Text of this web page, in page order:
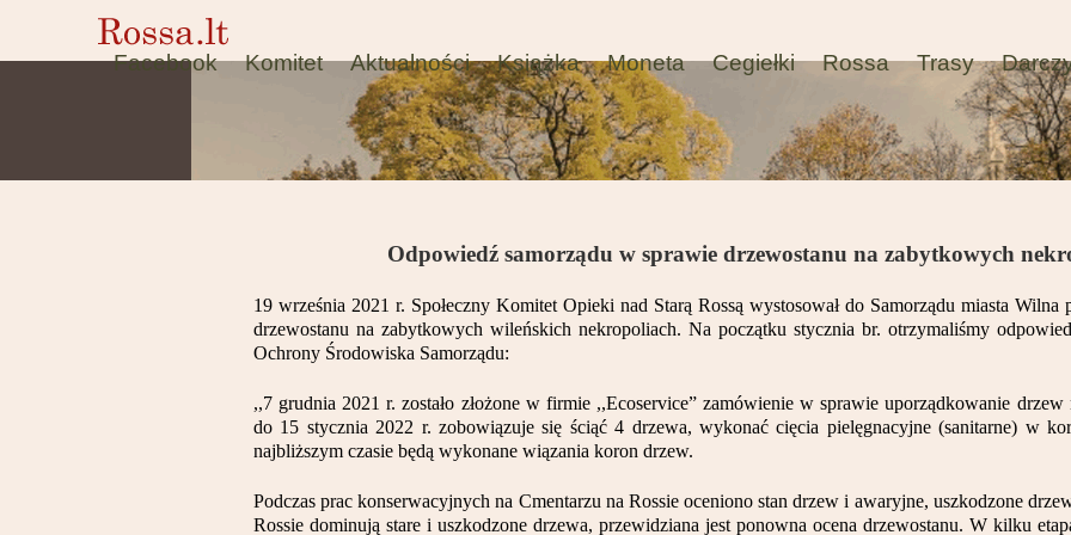
Facebook Komitet Aktualności Książka Moneta Cegiełki Rossa Trasy
Odpowiedź samorządu w sprawie drzewostanu na zabytkowych
19 września 2021 r. Społeczny Komitet Opieki nad Starą Rossą wystosował do Samorządu miasta Wilna
drzewostanu na zabytkowych wileńskich nekropoliach. Na początku stycznia br. otrzymaliśmy
Ochrony Środowiska Samorządu:
,,7 grudnia 2021 r. zostało złożone w firmie ,,Ecoservice” zamówienie w sprawie uporządkowanie
do 15 stycznia 2022 r. zobowiązuje się ściąć 4 drzewa, wykonać cięcia pielęgnacyjne (sanitarne) w
najbliższym czasie będą wykonane wiązania koron drzew.
Podczas prac konserwacyjnych na Cmentarzu na Rossie oceniono stan drzew i awaryjne, uszkodzone
Rossie dominują stare i uszkodzone drzewa, przewidziana jest ponowna ocena drzewostanu. W kilku